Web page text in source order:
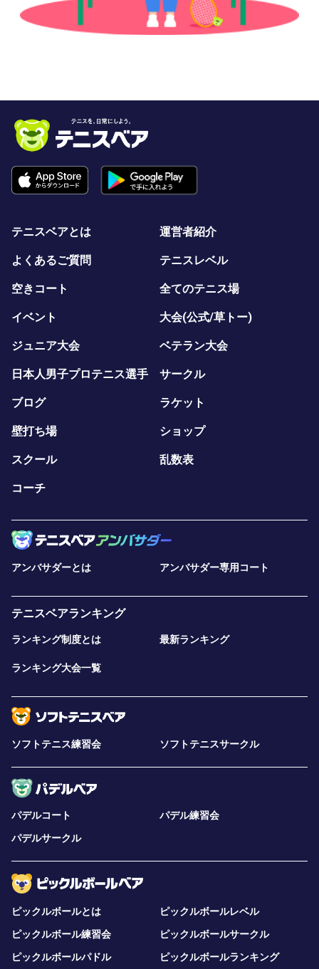
テニスベアとは 運営者紹介
よくあるご質問 テニスレベル
空きコート 全てのテニス場
イベント 大会(公式/草トー)
ジュニア大会 ベテラン大会
日本人男子プロテニス選手 サークル
ブログ ラケット
壁打ち場 ショップ
スクール 乱数表
コーチ
アンバサダーとは アンバサダー専用コート
テニスベアランキング
ランキング制度とは 最新ランキング
ランキング大会一覧
ソフトテニス練習会 ソフトテニスサークル
パデルコート
パデル練習会
パデルサークル
ピックルボールとは
ピックルボールレベル
ピックルボール練習会
ピックルボールサークル
ピックルボールパドル
ピックルボールランキング